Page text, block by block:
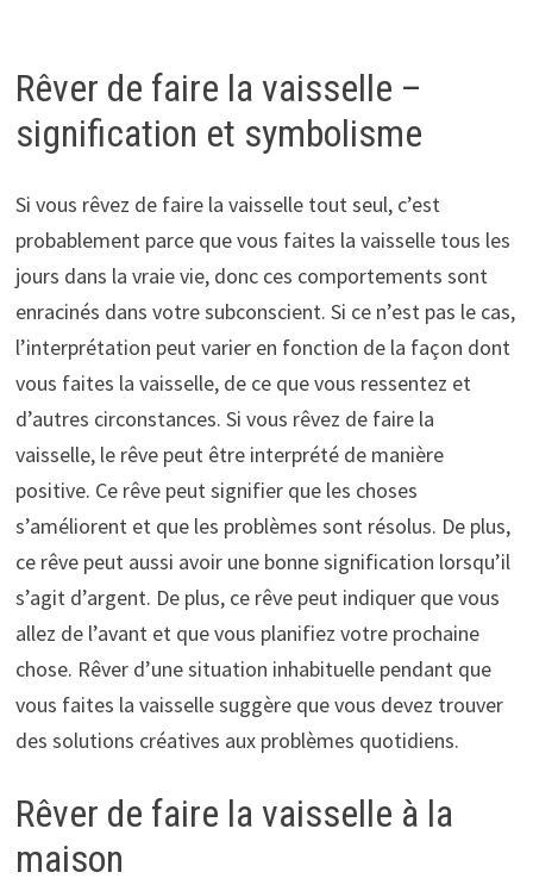
Rêver de faire la vaisselle –
signification et symbolisme
Si vous rêvez de faire la vaisselle tout seul, c’est
probablement parce que vous faites la vaisselle tous les
jours dans la vraie vie, donc ces comportements sont
enracinés dans votre subconscient. Si ce n’est pas le cas,
l’interprétation peut varier en fonction de la façon dont
vous faites la vaisselle, de ce que vous ressentez et
d’autres circonstances. Si vous rêvez de faire la
vaisselle, le rêve peut être interprété de manière
positive. Ce rêve peut signifier que les choses
s’améliorent et que les problèmes sont résolus. De plus,
ce rêve peut aussi avoir une bonne signification lorsqu’il
s’agit d’argent. De plus, ce rêve peut indiquer que vous
allez de l’avant et que vous planifiez votre prochaine
chose. Rêver d’une situation inhabituelle pendant que
vous faites la vaisselle suggère que vous devez trouver
des solutions créatives aux problèmes quotidiens.
Rêver de faire la vaisselle à la
maison